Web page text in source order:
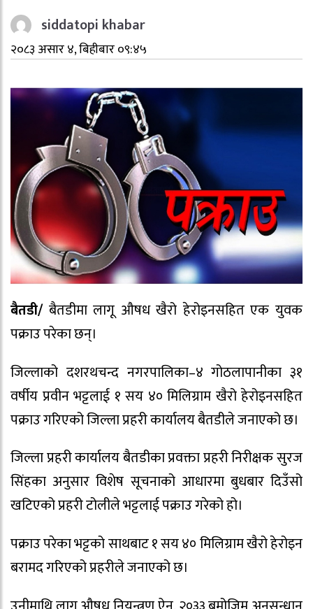
siddatopi khabar
२०८३ असार ४, बिहीबार ०९:४५
बैतडी/बैतडीमा लागू औषध खैरो हेरोइनसहित एक युवक
पक्राउ परेका छन्।
जिल्लाको दशरथचन्द नगरपालिका–४ गोठलापानीका ३१
वर्षीय प्रवीन भट्टलाई १ सय ४० मिलिग्राम खैरो हेरोइनसहित
पक्राउ गरिएको जिल्ला प्रहरी कार्यालय बैतडीले जनाएको छ।
जिल्ला प्रहरी कार्यालय बैतडीका प्रवक्ता प्रहरी निरीक्षक सुरज
सिंहका अनुसार विशेष सूचनाको आधारमा बुधबार दिउँसो
खटिएको प्रहरी टोलीले भट्टलाई पक्राउ गरेको हो।
पक्राउ परेका भट्टको साथबाट १ सय ४० मिलिग्राम खैरो हेरोइन
बरामद गरिएको प्रहरीले जनाएको छ।